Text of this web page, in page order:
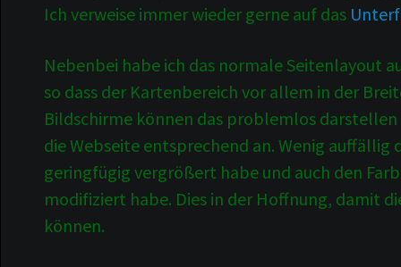
Ich verweise immer wieder gerne auf das
Nebenbei habe ich das normale Seitenlayout
so dass der Kartenbereich vor allem in der
Bildschirme können das problemlos
die Webseite entsprechend an. Wenig auffällig
geringfügig vergrößert habe und auch den
modifiziert habe. Dies in der Hoffnung, damit
können.